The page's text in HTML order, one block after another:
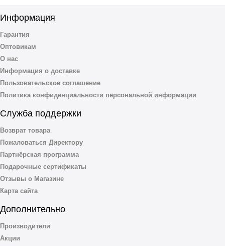
Информация
Гарантия
Оптовикам
О нас
Информация о доставке
Пользовательское соглашение
Политика конфиденциальности персональной информации
Служба поддержки
Возврат товара
Пожаловаться Директору
Партнёрская программа
Подарочные сертификаты
Отзывы о Магазине
Карта сайта
Дополнительно
Производители
Акции